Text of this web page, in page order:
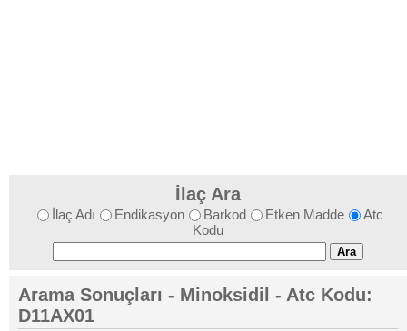
İlaç Ara
İlaç Adı Endikasyon Barkod Etken Madde
Atc
Kodu
Arama Sonuçları - Minoksidil - Atc Kodu:
D11AX01